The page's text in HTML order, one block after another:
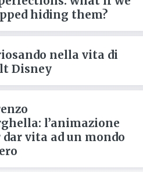
hiding them?
nella vita di
Disney
l’animazione
dar vita ad un mondo